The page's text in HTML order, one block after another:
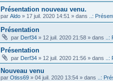
Présentation nouveau venu.
par Aldo » 17 juil. 2020 14:51 » dans ..:
Présentation
par Derf34 » 12 juil. 2020 21:58 » dans
Présentation
par Derf34 » 12 juil. 2020 21:56 » dans
Nouveau venu
par Otiss69 » 04 juil. 2020 13:54 » dans ..: